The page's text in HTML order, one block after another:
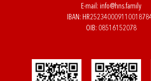
E-mail: info@hns.family
IBAN:
OIB: 08516152078